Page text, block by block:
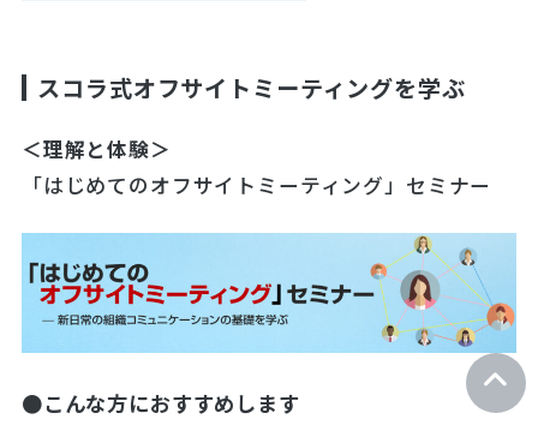
スコラ式オフサイトミーティングを学ぶ
＜理解と体験＞
「はじめてのオフサイトミーティング」セミナー
●こんな方におすすめします